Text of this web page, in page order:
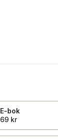
E-bok
69 kr